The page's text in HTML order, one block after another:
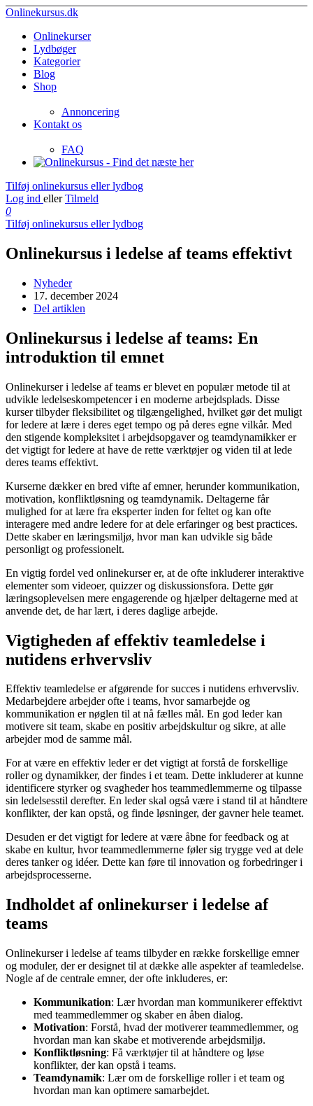
Onlinekursus.dk
Onlinekurser
Lydbøger
Kategorier
Blog
Shop
Annoncering
Kontakt os
FAQ
Tilføj onlinekursus eller lydbog
Log ind eller Tilmeld
0
Tilføj onlinekursus eller lydbog
Onlinekursus i ledelse af teams effektivt
Nyheder
17. december 2024
Del artiklen
Onlinekursus i ledelse af teams: En
introduktion til emnet
Onlinekurser i ledelse af teams er blevet en populær metode til at
udvikle ledelseskompetencer i en moderne arbejdsplads. Disse
kurser tilbyder fleksibilitet og tilgængelighed, hvilket gør det muligt
for ledere at lære i deres eget tempo og på deres egne vilkår. Med
den stigende kompleksitet i arbejdsopgaver og teamdynamikker er
det vigtigt for ledere at have de rette værktøjer og viden til at lede
deres teams effektivt.
Kurserne dækker en bred vifte af emner, herunder kommunikation,
motivation, konfliktløsning og teamdynamik. Deltagerne får
mulighed for at lære fra eksperter inden for feltet og kan ofte
interagere med andre ledere for at dele erfaringer og best practices.
Dette skaber en læringsmiljø, hvor man kan udvikle sig både
personligt og professionelt.
En vigtig fordel ved onlinekurser er, at de ofte inkluderer interaktive
elementer som videoer, quizzer og diskussionsfora. Dette gør
læringsoplevelsen mere engagerende og hjælper deltagerne med at
anvende det, de har lært, i deres daglige arbejde.
Vigtigheden af effektiv teamledelse i
nutidens erhvervsliv
Effektiv teamledelse er afgørende for succes i nutidens erhvervsliv.
Medarbejdere arbejder ofte i teams, hvor samarbejde og
kommunikation er nøglen til at nå fælles mål. En god leder kan
motivere sit team, skabe en positiv arbejdskultur og sikre, at alle
arbejder mod de samme mål.
For at være en effektiv leder er det vigtigt at forstå de forskellige
roller og dynamikker, der findes i et team. Dette inkluderer at kunne
identificere styrker og svagheder hos teammedlemmerne og tilpasse
sin ledelsesstil derefter. En leder skal også være i stand til at håndtere
konflikter, der kan opstå, og finde løsninger, der gavner hele teamet.
Desuden er det vigtigt for ledere at være åbne for feedback og at
skabe en kultur, hvor teammedlemmerne føler sig trygge ved at dele
deres tanker og idéer. Dette kan føre til innovation og forbedringer i
arbejdsprocesserne.
Indholdet af onlinekurser i ledelse af
teams
Onlinekurser i ledelse af teams tilbyder en række forskellige emner
og moduler, der er designet til at dække alle aspekter af teamledelse.
Nogle af de centrale emner, der ofte inkluderes, er:
Kommunikation: Lær hvordan man kommunikerer effektivt
med teammedlemmer og skaber en åben dialog.
Motivation: Forstå, hvad der motiverer teammedlemmer, og
hvordan man kan skabe et motiverende arbejdsmiljø.
Konfliktløsning: Få værktøjer til at håndtere og løse
konflikter, der kan opstå i teams.
Teamdynamik: Lær om de forskellige roller i et team og
hvordan man kan optimere samarbejdet.